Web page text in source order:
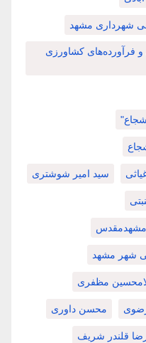
شهرداری مشهد
فرآورده‌های کشاورزی
سید امیر شوشتری
مشهدمقدس
شهر مشهد
مظفری
محسن داوری
قلندر شریف